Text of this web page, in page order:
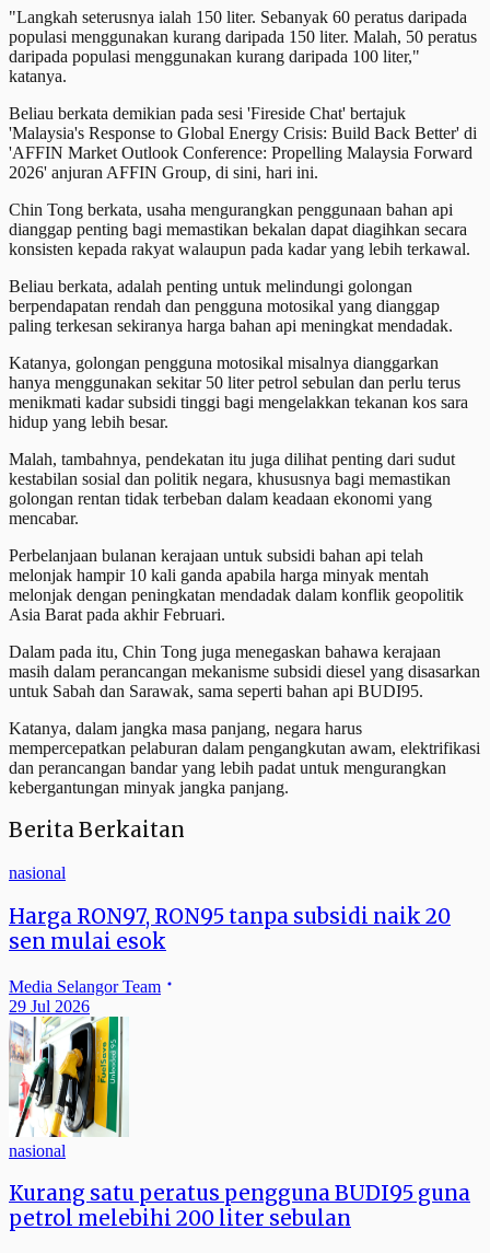
"Langkah seterusnya ialah 150 liter. Sebanyak 60 peratus daripada
populasi menggunakan kurang daripada 150 liter. Malah, 50 peratus
daripada populasi menggunakan kurang daripada 100 liter,"
katanya.
Beliau berkata demikian pada sesi 'Fireside Chat' bertajuk
'Malaysia's Response to Global Energy Crisis: Build Back Better' di
'AFFIN Market Outlook Conference: Propelling Malaysia Forward
2026' anjuran AFFIN Group, di sini, hari ini.
Chin Tong berkata, usaha mengurangkan penggunaan bahan api
dianggap penting bagi memastikan bekalan dapat diagihkan secara
konsisten kepada rakyat walaupun pada kadar yang lebih terkawal.
Beliau berkata, adalah penting untuk melindungi golongan
berpendapatan rendah dan pengguna motosikal yang dianggap
paling terkesan sekiranya harga bahan api meningkat mendadak.
Katanya, golongan pengguna motosikal misalnya dianggarkan
hanya menggunakan sekitar 50 liter petrol sebulan dan perlu terus
menikmati kadar subsidi tinggi bagi mengelakkan tekanan kos sara
hidup yang lebih besar.
Malah, tambahnya, pendekatan itu juga dilihat penting dari sudut
kestabilan sosial dan politik negara, khususnya bagi memastikan
golongan rentan tidak terbeban dalam keadaan ekonomi yang
mencabar.
Perbelanjaan bulanan kerajaan untuk subsidi bahan api telah
melonjak hampir 10 kali ganda apabila harga minyak mentah
melonjak dengan peningkatan mendadak dalam konflik geopolitik
Asia Barat pada akhir Februari.
Dalam pada itu, Chin Tong juga menegaskan bahawa kerajaan
masih dalam perancangan mekanisme subsidi diesel yang disasarkan
untuk Sabah dan Sarawak, sama seperti bahan api BUDI95.
Katanya, dalam jangka masa panjang, negara harus
mempercepatkan pelaburan dalam pengangkutan awam, elektrifikasi
dan perancangan bandar yang lebih padat untuk mengurangkan
kebergantungan minyak jangka panjang.
Berita Berkaitan
nasional
Harga RON97, RON95 tanpa subsidi naik 20
sen mulai esok
Media Selangor Team
29 Jul 2026
nasional
Kurang satu peratus pengguna BUDI95 guna
petrol melebihi 200 liter sebulan